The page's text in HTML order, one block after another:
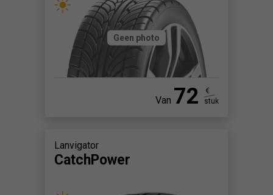
Geen photo
Van 72
€
stuk
Lanvigator
CatchPower